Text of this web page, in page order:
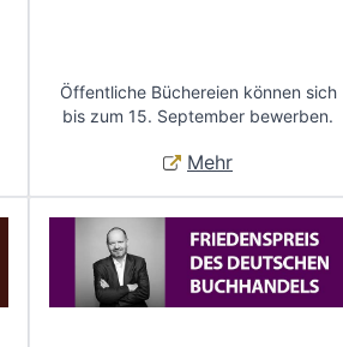
Öffentliche Büchereien können sich
bis zum 15. September bewerben.
Mehr